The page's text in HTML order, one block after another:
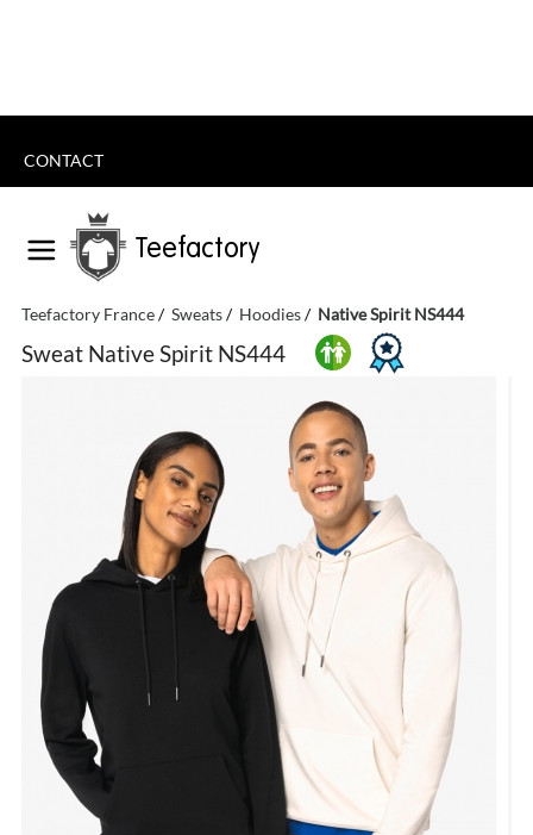
CONTACT
Teefactory
Teefactory France Sweats Hoodies Native Spirit NS444
Sweat Native Spirit NS444